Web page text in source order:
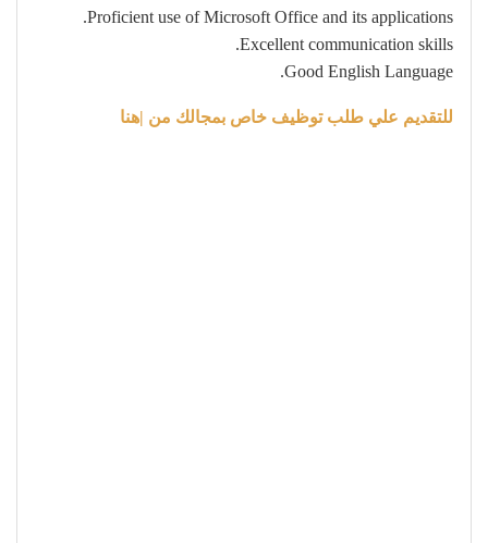
Proficient use of Microsoft Office and its applications.
Excellent communication skills.
Good English Language.
للتقديم علي طلب توظيف خاص بمجالك من |هنا